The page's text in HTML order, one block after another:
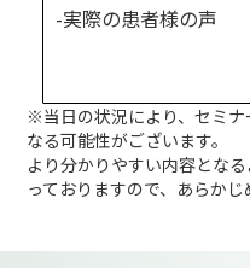
-実際の患者様の声
※当日の状況により、セミ
なる可能性がございます。
より分かりやすい内容とな
っておりますので、あらかじ